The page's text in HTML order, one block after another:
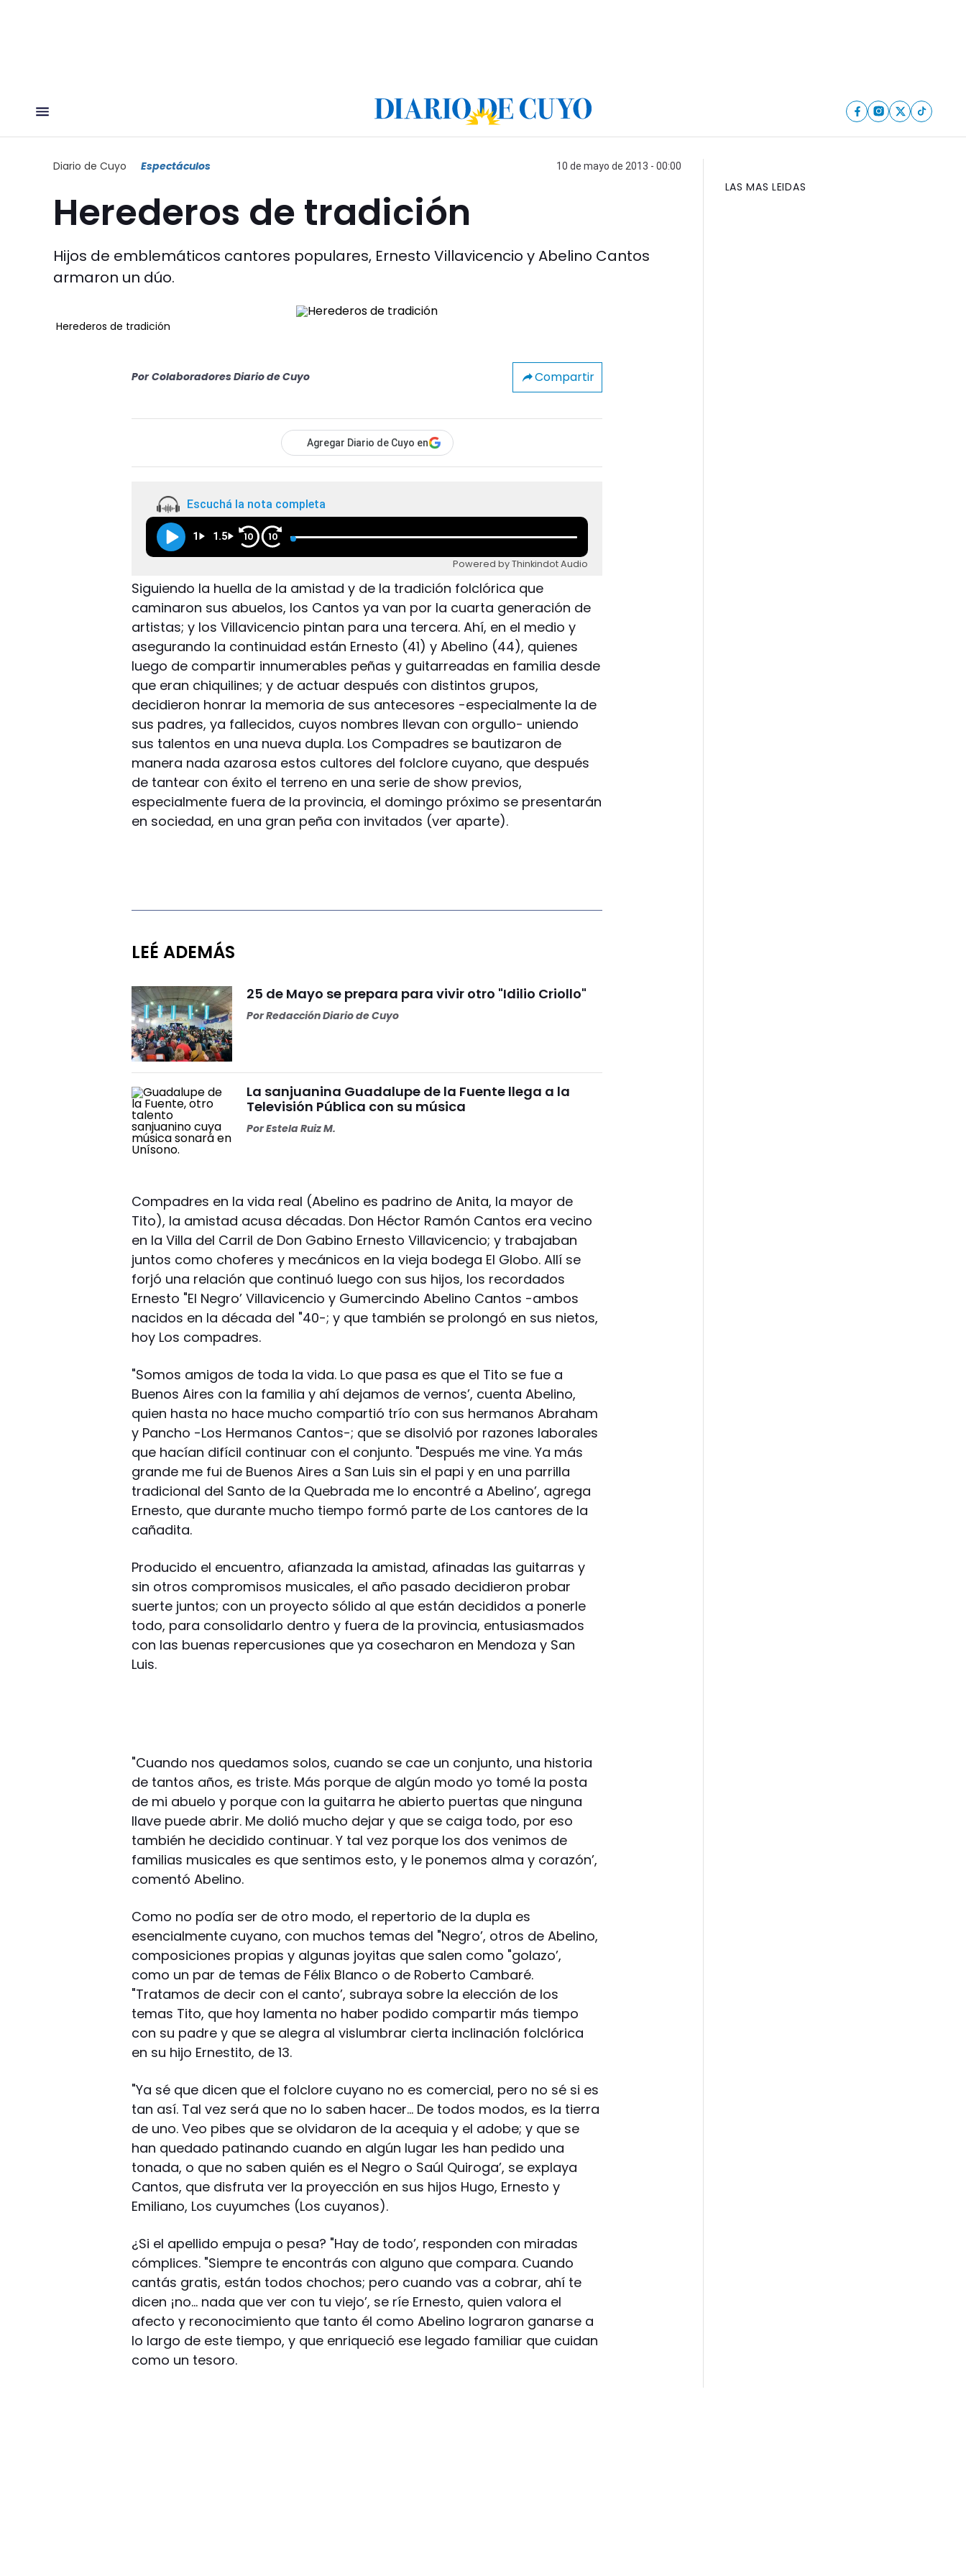
Diario de Cuyo Espectáculos 10 de mayo de 2013 - 00:00
Herederos de tradición
Hijos de emblemáticos cantores populares, Ernesto Villavicencio y Abelino Cantos
armaron un dúo.
Herederos de tradición
Por Colaboradores Diario de Cuyo Compartir
Agregar Diario de Cuyo en
Escuchá la nota completa
1 1.5 10 10
Powered by Thinkindot Audio
Siguiendo la huella de la amistad y de la tradición folclórica que
caminaron sus abuelos, los Cantos ya van por la cuarta generación de
artistas; y los Villavicencio pintan para una tercera. Ahí, en el medio y
asegurando la continuidad están Ernesto (41) y Abelino (44), quienes
luego de compartir innumerables peñas y guitarreadas en familia desde
que eran chiquilines; y de actuar después con distintos grupos,
decidieron honrar la memoria de sus antecesores -especialmente la de
sus padres, ya fallecidos, cuyos nombres llevan con orgullo- uniendo
sus talentos en una nueva dupla. Los Compadres se bautizaron de
manera nada azarosa estos cultores del folclore cuyano, que después
de tantear con éxito el terreno en una serie de show previos,
especialmente fuera de la provincia, el domingo próximo se presentarán
en sociedad, en una gran peña con invitados (ver aparte).
LEÉ ADEMÁS
25 de Mayo se prepara para vivir otro "Idilio Criollo"
PorRedacción Diario de Cuyo
La sanjuanina Guadalupe de la Fuente llega a la
Televisión Pública con su música
PorEstela Ruiz M.
Compadres en la vida real (Abelino es padrino de Anita, la mayor de
Tito), la amistad acusa décadas. Don Héctor Ramón Cantos era vecino
en la Villa del Carril de Don Gabino Ernesto Villavicencio; y trabajaban
juntos como choferes y mecánicos en la vieja bodega El Globo. Allí se
forjó una relación que continuó luego con sus hijos, los recordados
Ernesto "El Negro’ Villavicencio y Gumercindo Abelino Cantos -ambos
nacidos en la década del "40-; y que también se prolongó en sus nietos,
hoy Los compadres.
"Somos amigos de toda la vida. Lo que pasa es que el Tito se fue a
Buenos Aires con la familia y ahí dejamos de vernos’, cuenta Abelino,
quien hasta no hace mucho compartió trío con sus hermanos Abraham
y Pancho -Los Hermanos Cantos-; que se disolvió por razones laborales
que hacían difícil continuar con el conjunto. "Después me vine. Ya más
grande me fui de Buenos Aires a San Luis sin el papi y en una parrilla
tradicional del Santo de la Quebrada me lo encontré a Abelino’, agrega
Ernesto, que durante mucho tiempo formó parte de Los cantores de la
cañadita.
Producido el encuentro, afianzada la amistad, afinadas las guitarras y
sin otros compromisos musicales, el año pasado decidieron probar
suerte juntos; con un proyecto sólido al que están decididos a ponerle
todo, para consolidarlo dentro y fuera de la provincia, entusiasmados
con las buenas repercusiones que ya cosecharon en Mendoza y San
Luis.
"Cuando nos quedamos solos, cuando se cae un conjunto, una historia
de tantos años, es triste. Más porque de algún modo yo tomé la posta
de mi abuelo y porque con la guitarra he abierto puertas que ninguna
llave puede abrir. Me dolió mucho dejar y que se caiga todo, por eso
también he decidido continuar. Y tal vez porque los dos venimos de
familias musicales es que sentimos esto, y le ponemos alma y corazón’,
comentó Abelino.
Como no podía ser de otro modo, el repertorio de la dupla es
esencialmente cuyano, con muchos temas del "Negro’, otros de Abelino,
composiciones propias y algunas joyitas que salen como "golazo’,
como un par de temas de Félix Blanco o de Roberto Cambaré.
"Tratamos de decir con el canto’, subraya sobre la elección de los
temas Tito, que hoy lamenta no haber podido compartir más tiempo
con su padre y que se alegra al vislumbrar cierta inclinación folclórica
en su hijo Ernestito, de 13.
"Ya sé que dicen que el folclore cuyano no es comercial, pero no sé si es
tan así. Tal vez será que no lo saben hacer… De todos modos, es la tierra
de uno. Veo pibes que se olvidaron de la acequia y el adobe; y que se
han quedado patinando cuando en algún lugar les han pedido una
tonada, o que no saben quién es el Negro o Saúl Quiroga’, se explaya
Cantos, que disfruta ver la proyección en sus hijos Hugo, Ernesto y
Emiliano, Los cuyumches (Los cuyanos).
¿Si el apellido empuja o pesa? "Hay de todo’, responden con miradas
cómplices. "Siempre te encontrás con alguno que compara. Cuando
cantás gratis, están todos chochos; pero cuando vas a cobrar, ahí te
dicen ¡no… nada que ver con tu viejo’, se ríe Ernesto, quien valora el
afecto y reconocimiento que tanto él como Abelino lograron ganarse a
lo largo de este tiempo, y que enriqueció ese legado familiar que cuidan
como un tesoro.
LAS MAS LEIDAS